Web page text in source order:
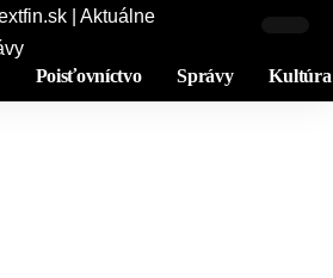
Poisťovníctvo Správy Kultúra